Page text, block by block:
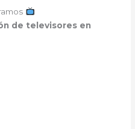
de televisores en